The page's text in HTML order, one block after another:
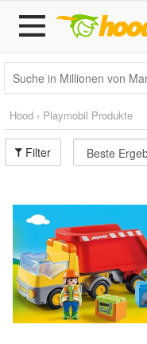
Hood › Playmobil Produkte
Filter